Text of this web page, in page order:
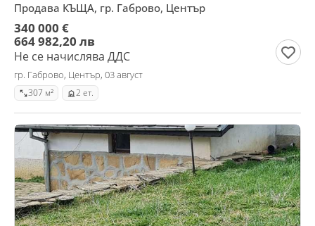
Продава КЪЩА, гр. Габрово, Център
340 000 €
664 982,20 лв
Не се начислява ДДС
гр. Габрово, Център, 03 август
307 м² 2 ет.